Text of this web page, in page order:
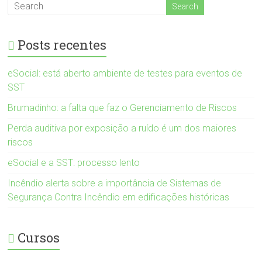
Posts recentes
eSocial: está aberto ambiente de testes para eventos de
SST
Brumadinho: a falta que faz o Gerenciamento de Riscos
Perda auditiva por exposição a ruído é um dos maiores
riscos
eSocial e a SST: processo lento
Incêndio alerta sobre a importância de Sistemas de
Segurança Contra Incêndio em edificações históricas
Cursos